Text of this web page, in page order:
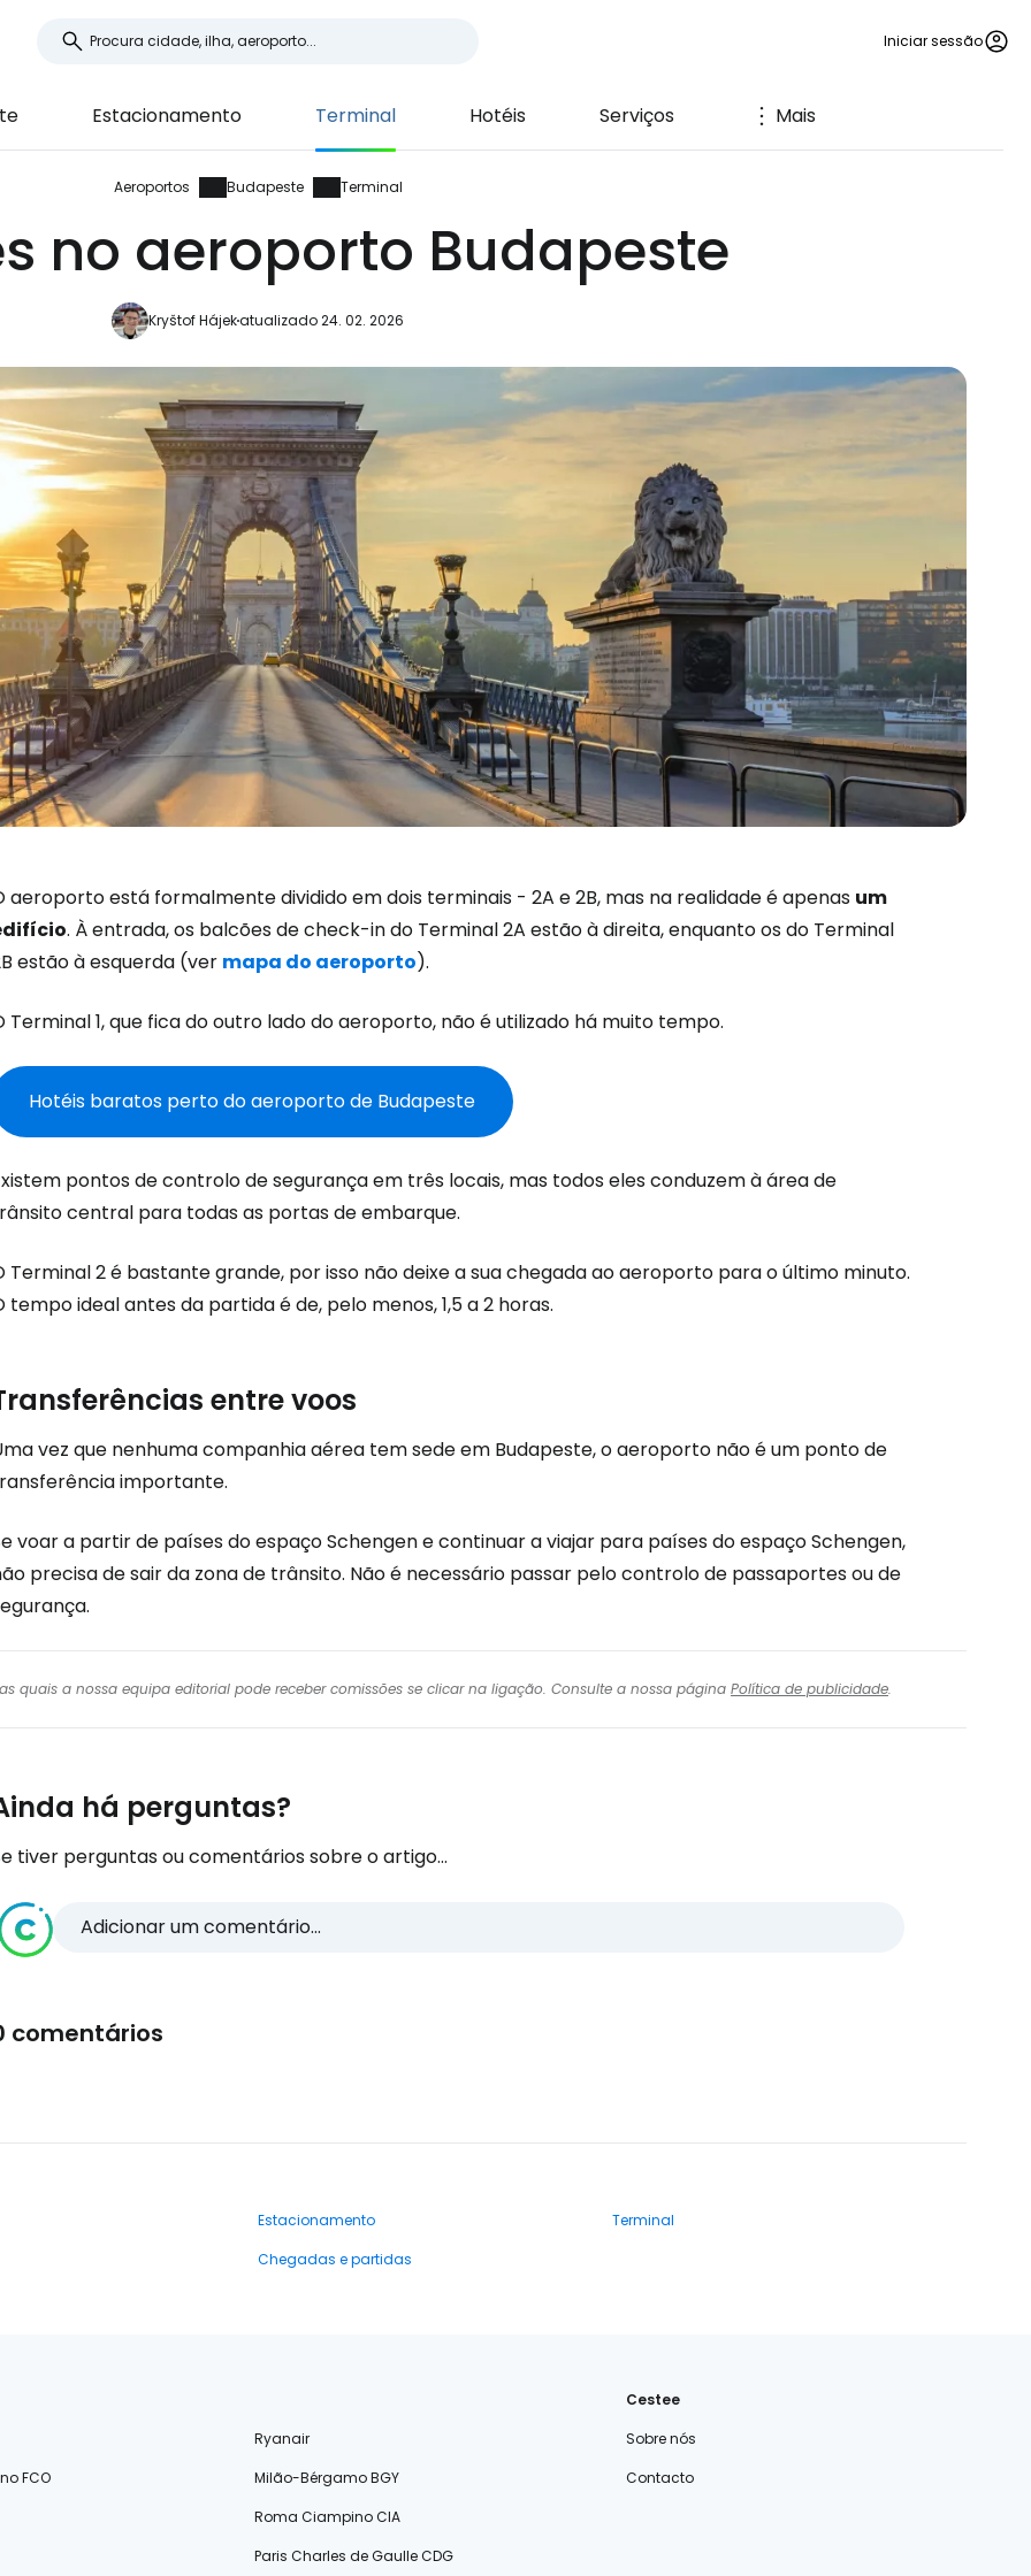
Iniciar sessão
Estacionamento Terminal Hotéis Serviços Mais
Aeroportos Budapeste Terminal
no aeroporto Budapeste
Kryštof Hájekatualizado 24. 02. 2026
aeroporto está formalmente dividido em dois terminais - 2A e 2B, mas na realidade é apenas um
. À entrada, os balcões de check-in do Terminal 2A estão à direita, enquanto os do Terminal
estão à esquerda (ver mapa do aeroporto).
Terminal 1, que fica do outro lado do aeroporto, não é utilizado há muito tempo.
Hotéis baratos perto do aeroporto de Budapeste
pontos de controlo de segurança em três locais, mas todos eles conduzem à área de
central para todas as portas de embarque.
Terminal 2 é bastante grande, por isso não deixe a sua chegada ao aeroporto para o último minuto.
tempo ideal antes da partida é de, pelo menos, 1,5 a 2 horas.
entre voos
vez que nenhuma companhia aérea tem sede em Budapeste, o aeroporto não é um ponto de
importante.
voar a partir de países do espaço Schengen e continuar a viajar para países do espaço Schengen,
precisa de sair da zona de trânsito. Não é necessário passar pelo controlo de passaportes ou de
quais a nossa equipa editorial pode receber comissões se clicar na ligação. Consulte a nossa página Política de publicidade.
há perguntas?
tiver perguntas ou comentários sobre o artigo...
Adicionar um comentário...
comentários
Estacionamento
Terminal
Chegadas e partidas
Ryanair
FCO
Milão-Bérgamo BGY
Roma Ciampino CIA
Paris Charles de Gaulle CDG
Cestee
Sobre nós
Contacto
Iniciar sessão no Cestee
... a comunidade mundial de viajantes
Continuar com o Google